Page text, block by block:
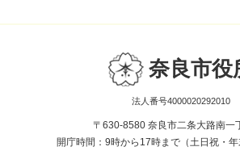
奈良市役
法人番号4000020292010
〒630-8580 奈良市二条大路南一
開庁時間：9時から17時まで（土日祝・年